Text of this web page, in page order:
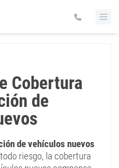
Cobertura
de
de vehículos nuevos
riesgo, la cobertura